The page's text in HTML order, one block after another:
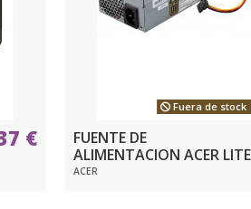
€
Fuera de stock
FUENTE DE
ALIMENTACION ACER LITE
ACER